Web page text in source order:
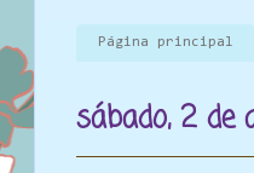
Página principal
sábado, 2 de